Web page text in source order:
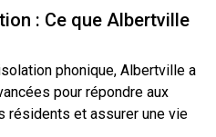
: Ce que Albertville
phonique, Albertville a
pour répondre aux
et assurer une vie